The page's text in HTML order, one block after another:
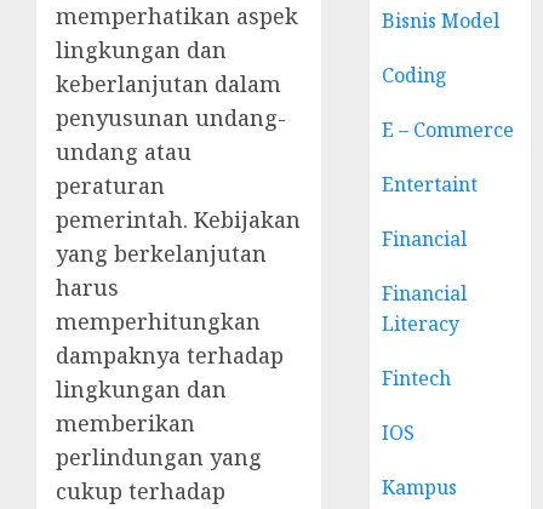
memperhatikan aspek
lingkungan dan
keberlanjutan dalam
penyusunan undang-
undang atau
peraturan
pemerintah. Kebijakan
yang berkelanjutan
harus
memperhitungkan
dampaknya terhadap
lingkungan dan
memberikan
perlindungan yang
cukup terhadap
Bisnis Model
Coding
E – Commerce
Entertaint
Financial
Financial
Literacy
Fintech
IOS
Kampus